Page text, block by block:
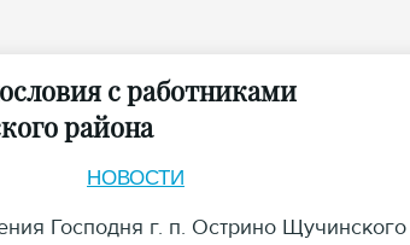
с работниками
района
НОВОСТИ
Господня г. п. Острино Щучинского